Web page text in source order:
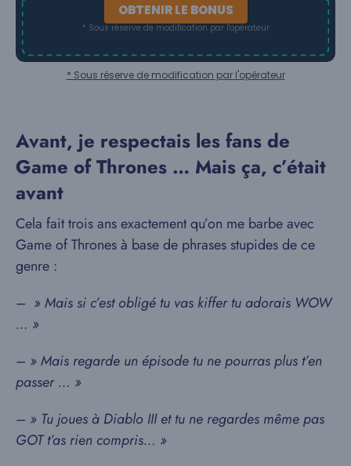
OBTENIR LE BONUS
* Sous réserve de modification par l'opérateur
* Sous réserve de modification par l'opérateur
Avant, je respectais les fans de
Game of Thrones … Mais ça, c’était
avant
Cela fait trois ans exactement qu’on me barbe avec
Game of Thrones à base de phrases stupides de ce
genre :
– » Mais si c’est obligé tu vas kiffer tu adorais WOW
… »
– » Mais regarde un épisode tu ne pourras plus t’en
passer … »
– » Tu joues à Diablo III et tu ne regardes même pas
GOT t’as rien compris… »